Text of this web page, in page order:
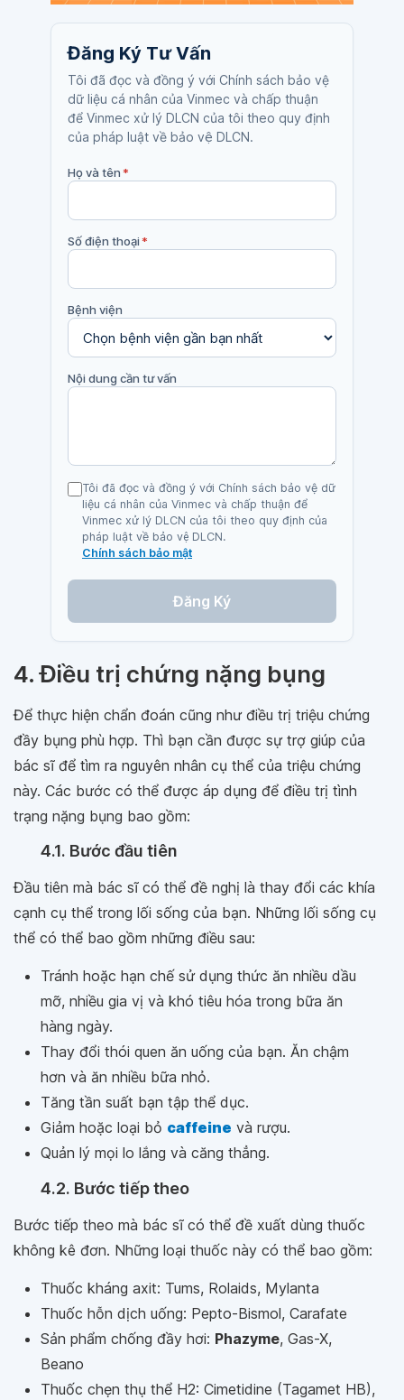
Đăng Ký Tư Vấn
Tôi đã đọc và đồng ý với Chính sách bảo vệ
dữ liệu cá nhân của Vinmec và chấp thuận
để Vinmec xử lý DLCN của tôi theo quy định
của pháp luật về bảo vệ DLCN.
Họ và tên*
Số điện thoại*
Bệnh viện
Nội dung cần tư vấn
Tôi đã đọc và đồng ý với Chính sách bảo vệ dữ
liệu cá nhân của Vinmec và chấp thuận để
Vinmec xử lý DLCN của tôi theo quy định của
pháp luật về bảo vệ DLCN.
Chính sách bảo mật
Đăng Ký
4. Điều trị chứng nặng bụng
Để thực hiện chẩn đoán cũng như điều trị triệu chứng
đầy bụng phù hợp. Thì bạn cần được sự trợ giúp của
bác sĩ để tìm ra nguyên nhân cụ thể của triệu chứng
này. Các bước có thể được áp dụng để điều trị tình
trạng nặng bụng bao gồm:
4.1. Bước đầu tiên
Đầu tiên mà bác sĩ có thể đề nghị là thay đổi các khía
cạnh cụ thể trong lối sống của bạn. Những lối sống cụ
thể có thể bao gồm những điều sau:
Tránh hoặc hạn chế sử dụng thức ăn nhiều dầu
mỡ, nhiều gia vị và khó tiêu hóa trong bữa ăn
hàng ngày.
Thay đổi thói quen ăn uống của bạn. Ăn chậm
hơn và ăn nhiều bữa nhỏ.
Tăng tần suất bạn tập thể dục.
Giảm hoặc loại bỏ caffeine và rượu.
Quản lý mọi lo lắng và căng thẳng.
4.2. Bước tiếp theo
Bước tiếp theo mà bác sĩ có thể đề xuất dùng thuốc
không kê đơn. Những loại thuốc này có thể bao gồm:
Thuốc kháng axit: Tums, Rolaids, Mylanta
Thuốc hỗn dịch uống: Pepto-Bismol, Carafate
Sản phẩm chống đầy hơi: Phazyme, Gas-X,
Beano
Thuốc chẹn thụ thể H2: Cimetidine (Tagamet HB),